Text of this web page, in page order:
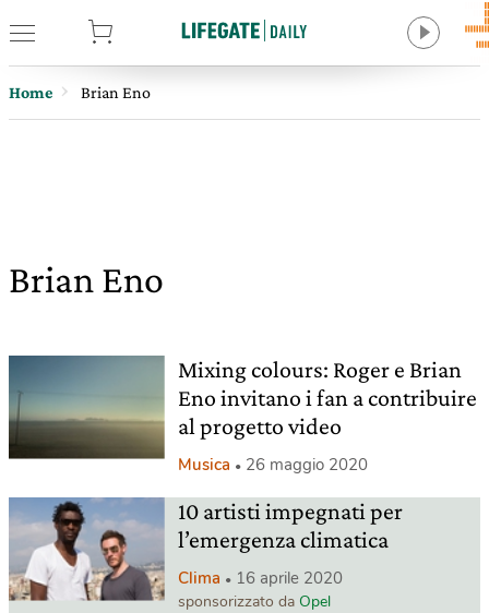
Home Brian Eno
Brian Eno
Mixing colours: Roger e Brian
Eno invitano i fan a contribuire
al progetto video
Musica 26 maggio 2020
10 artisti impegnati per
l’emergenza climatica
Clima 16 aprile 2020
sponsorizzato da Opel